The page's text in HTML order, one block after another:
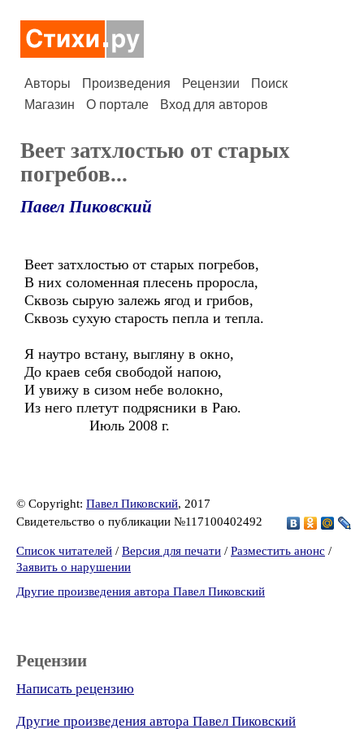
Авторы Произведения Рецензии
Поиск
Магазин
О портале Вход для авторов
Веет затхлостью от старых
погребов...
Павел Пиковский
Веет затхлостью от старых погребов,
В них соломенная плесень проросла,
Сквозь сырую залежь ягод и грибов,
Сквозь сухую старость пепла и тепла.
Я наутро встану, выгляну в окно,
До краев себя свободой напою,
И увижу в сизом небе волокно,
Из него плетут подрясники в Раю.
Июль 2008 г.
© Copyright: Павел Пиковский, 2017
Свидетельство о публикации №117100402492
Список читателей / Версия для печати / Разместить анонс /
Заявить о нарушении
Другие произведения автора Павел Пиковский
Рецензии
Написать рецензию
Другие произведения автора Павел Пиковский